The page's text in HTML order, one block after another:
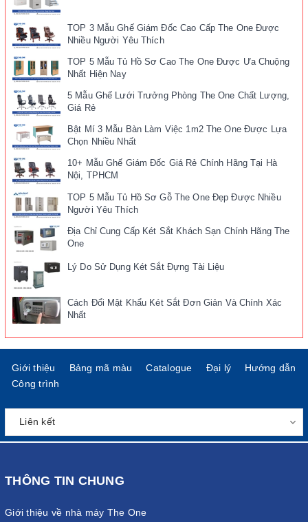
TOP 3 Mẫu Ghế Giám Đốc Cao Cấp The One Được
Nhiều Người Yêu Thích
TOP 5 Mẫu Tủ Hồ Sơ Cao The One Được Ưa Chuộng
Nhất Hiện Nay
5 Mẫu Ghế Lưới Trưởng Phòng The One Chất Lượng,
Giá Rẻ
Bật Mí 3 Mẫu Bàn Làm Việc 1m2 The One Được Lựa
Chọn Nhiều Nhất
10+ Mẫu Ghế Giám Đốc Giá Rẻ Chính Hãng Tại Hà
Nội, TPHCM
TOP 5 Mẫu Tủ Hồ Sơ Gỗ The One Đẹp Được Nhiều
Người Yêu Thích
Địa Chỉ Cung Cấp Két Sắt Khách Sạn Chính Hãng The
One
Lý Do Sử Dụng Két Sắt Đựng Tài Liệu
Cách Đổi Mật Khẩu Két Sắt Đơn Giản Và Chính Xác
Nhất
Giới thiệu Bảng mã màu Catalogue Đại lý
Hướng dẫn
Công trình
THÔNG TIN CHUNG
Giới thiệu về nhà máy The One